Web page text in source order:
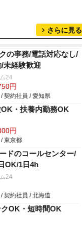
さらに見る
の事務/電話対応なし/
未経験歓迎
24
円
契約社員 / 愛知県
・扶養内勤務OK
円
東京都
ドのコールセンター/
OK/1日4h
24
契約社員 / 北海道
OK・短時間OK